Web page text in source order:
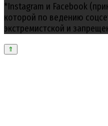
*Instagram и Facebook
которой по ведению
экстремистской и